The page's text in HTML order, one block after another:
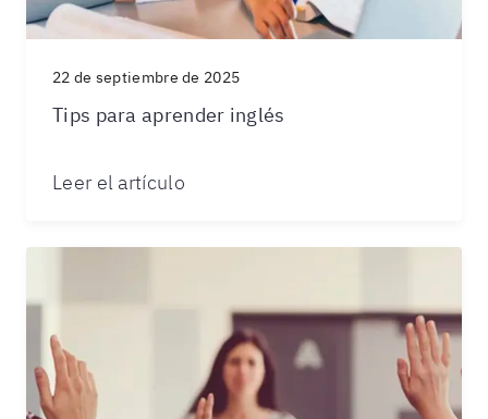
22 de septiembre de 2025
Tips para aprender inglés
Leer el artículo